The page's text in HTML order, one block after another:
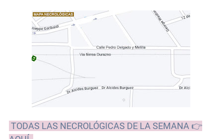
TODAS LAS NECROLÓGICAS DE LA SEMANA 👉